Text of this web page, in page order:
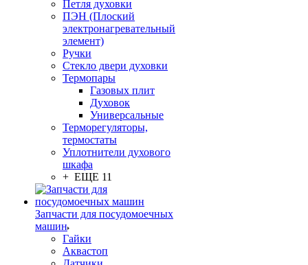
Петля духовки
ПЭН (Плоский
электронагревательный
элемент)
Ручки
Стекло двери духовки
Термопары
Газовых плит
Духовок
Универсальные
Терморегуляторы,
термостаты
Уплотнители духового
шкафа
+ ЕЩЕ 11
Запчасти для посудомоечных
машин
Гайки
Аквастоп